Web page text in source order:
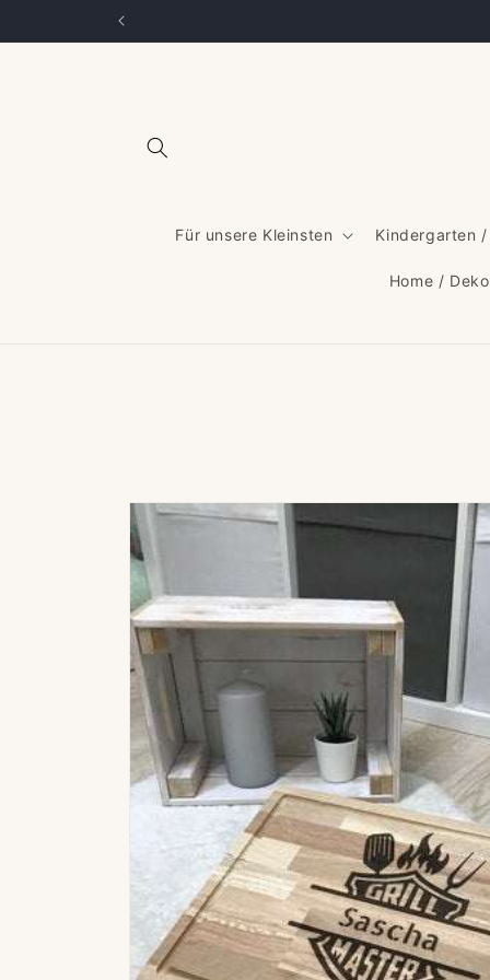
Inhalt
Für unsere Kleinsten Kindergarten /
Home /
Produktinformationen
springen